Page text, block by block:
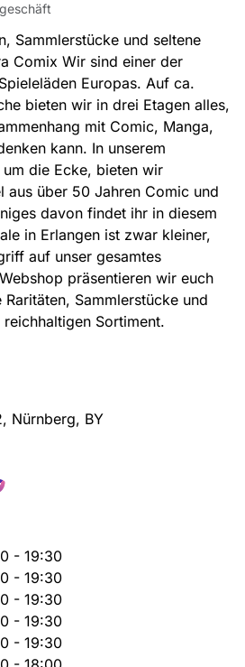
Sammlerstücke und seltene
Comix Wir sind einer der
Europas. Auf ca.
bieten wir in drei Etagen alles,
mit Comic, Manga,
kann. In unserem
die Ecke, bieten wir
aus über 50 Jahren Comic und
davon findet ihr in diesem
in Erlangen ist zwar kleiner,
auf unser gesamtes
präsentieren wir euch
Sammlerstücke und
Sortiment.
, Nürnberg, BY
- 19:30
- 19:30
- 19:30
- 19:30
- 19:30